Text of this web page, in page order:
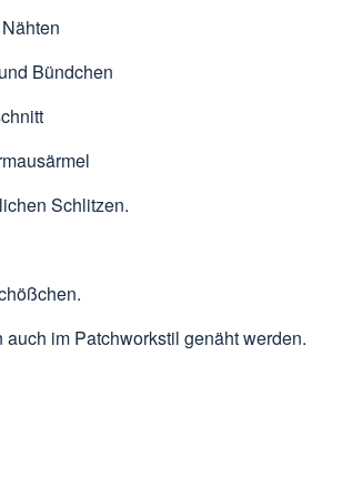
Bündchen
Schlitzen.
im Patchworkstil genäht werden.